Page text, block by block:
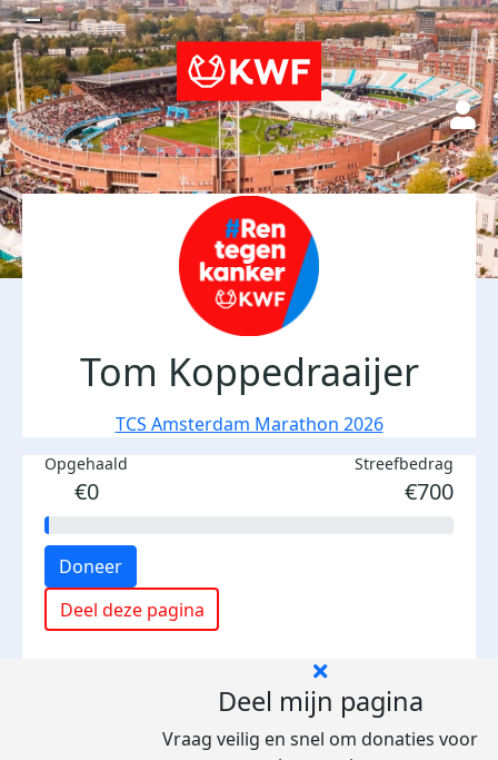
Tom Koppedraaijer
TCS Amsterdam Marathon 2026
Opgehaald
€0
Streefbedrag
€700
Doneer
Deel deze pagina
Deel mijn pagina
Vraag veilig en snel om donaties voor